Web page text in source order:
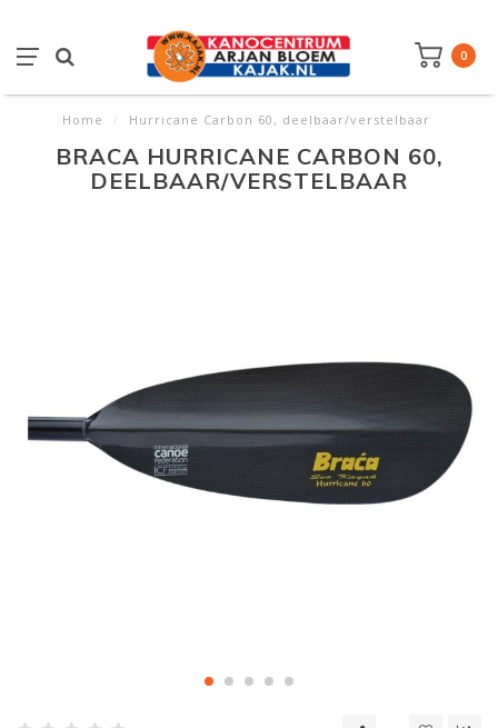
0
Home / Hurricane Carbon 60, deelbaar/verstelbaar
BRACA HURRICANE CARBON 60,
DEELBAAR/VERSTELBAAR